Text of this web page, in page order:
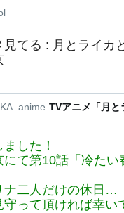
見てる : 月とライカ
TVアニメ「月と
した！
て第10話「冷たい
ナ二人だけの休日…
って頂ければ幸い